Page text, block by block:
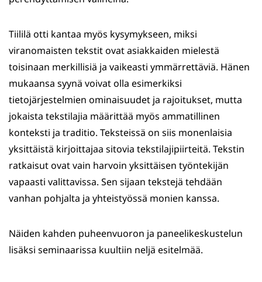
Tiililä otti kantaa myös kysymykseen, miksi
viranomaisten tekstit ovat asiakkaiden mielestä
toisinaan merkillisiä ja vaikeasti ymmärrettäviä. Hänen
mukaansa syynä voivat olla esimerkiksi
tietojärjestelmien ominaisuudet ja rajoitukset, mutta
jokaista tekstilajia määrittää myös ammatillinen
konteksti ja traditio. Teksteissä on siis monenlaisia
yksittäistä kirjoittajaa sitovia tekstilajipiirteitä. Tekstin
ratkaisut ovat vain harvoin yksittäisen työntekijän
vapaasti valittavissa. Sen sijaan tekstejä tehdään
vanhan pohjalta ja yhteistyössä monien kanssa.
Näiden kahden puheenvuoron ja paneelikeskustelun
lisäksi seminaarissa kuultiin neljä esitelmää.